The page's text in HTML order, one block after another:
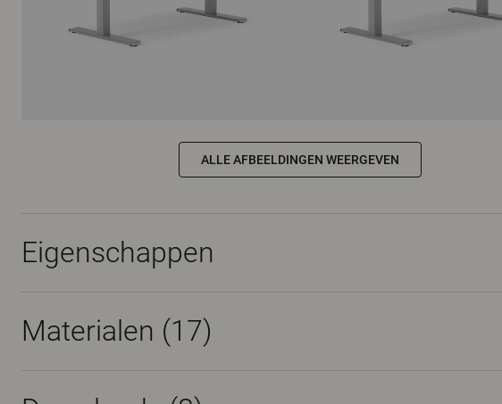
ALLE AFBEELDINGEN WEERGEVEN
Eigenschappen
Materialen (17)